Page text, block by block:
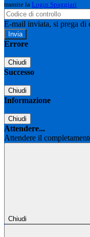
tramite la Login Spaggiari
E-mail inviata, si prega di
Errore
Chiudi
Successo
Chiudi
Informazione
Chiudi
Attendere...
Attendere il
Chiudi